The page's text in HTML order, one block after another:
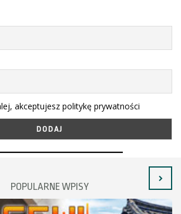
akceptujesz politykę prywatności
POPULARNE WPISY